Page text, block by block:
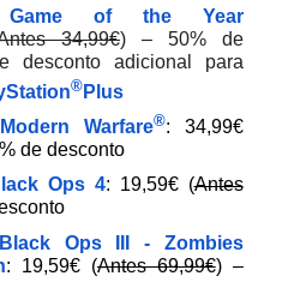
Game of the Year
34,99€) – 50% de
desconto adicional para
®Plus
Warfare®: 34,99€
de desconto
Ops 4: 19,59€ (Antes
Ops III - Zombies
: 19,59€ (Antes 69,99€) –